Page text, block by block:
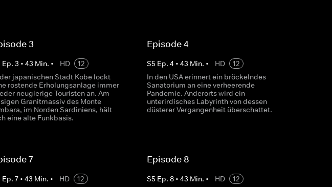
3
Ep. 3 • 43 Min. • HD
12
japanischen Stadt Kobe lockt
rostende Erholungsanlage immer
neugierige Touristen an. Am
Granitmassiv des Monte
im Norden Sardiniens, hält
eine alte Funkbasis.
Episode 4
S5 Ep. 4 • 43 Min. • HD
12
In den USA erinnert ein bröckelndes
Sanatorium an eine verheerende
Pandemie. Anderorts wird ein
unterirdisches Labyrinth von dessen
düsterer Vergangenheit überschattet.
7
Ep. 7• 43 Min. • HD
12
Episode 8
S5 Ep. 8• 43 Min. • HD
12